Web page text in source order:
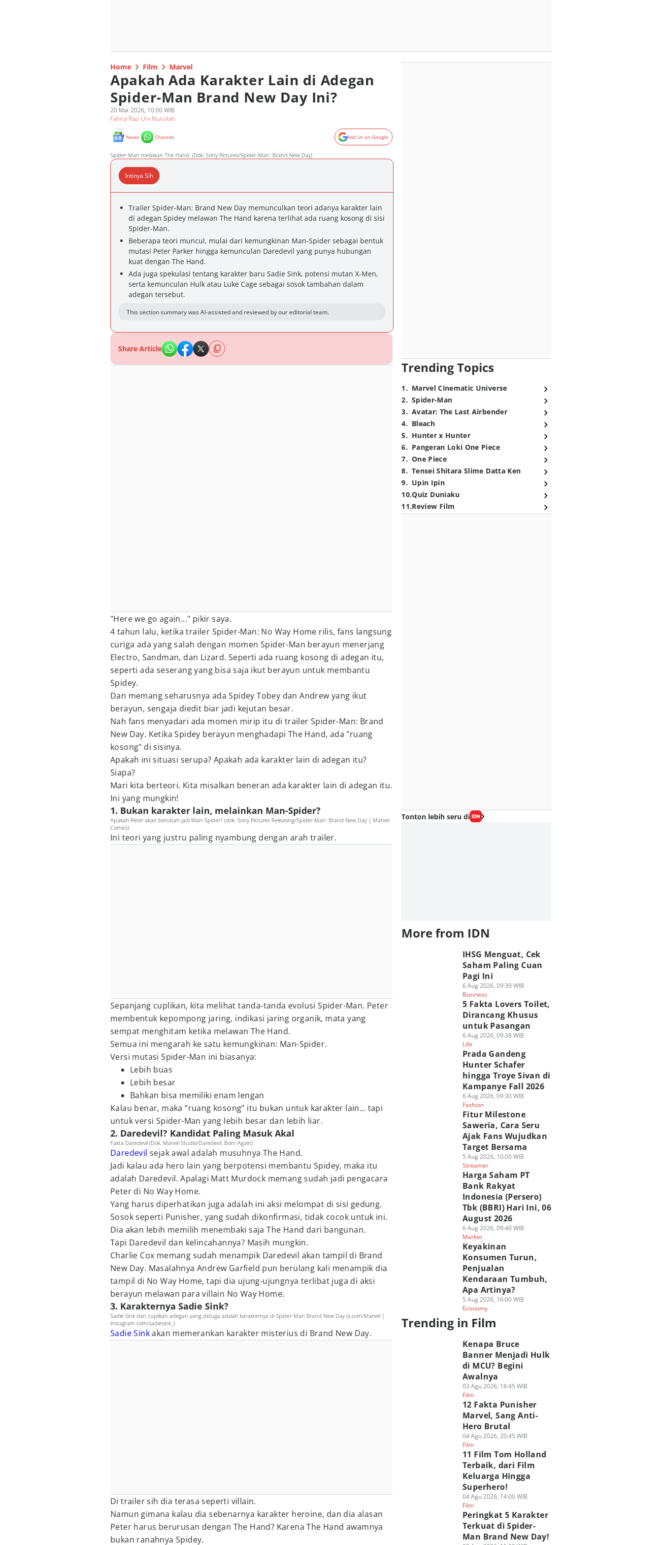
Home Film Marvel
Apakah Ada Karakter Lain di Adegan
Spider-Man Brand New Day Ini?
20 Mar 2026, 10:00 WIB
Fahrul Razi Uni Nurullah
News Channel Add Us on Google
Spider-Man melawan The Hand. (Dok. Sony Pictures/Spider-Man: Brand New Day)
Intinya Sih
Trailer Spider-Man: Brand New Day memunculkan teori adanya karakter lain
di adegan Spidey melawan The Hand karena terlihat ada ruang kosong di sisi
Spider-Man.
Beberapa teori muncul, mulai dari kemungkinan Man-Spider sebagai bentuk
mutasi Peter Parker hingga kemunculan Daredevil yang punya hubungan
kuat dengan The Hand.
Ada juga spekulasi tentang karakter baru Sadie Sink, potensi mutan X-Men,
serta kemunculan Hulk atau Luke Cage sebagai sosok tambahan dalam
adegan tersebut.
This section summary was AI-assisted and reviewed by our editorial team.
Share Article
"Here we go again..." pikir saya.
4 tahun lalu, ketika trailer Spider-Man: No Way Home rilis, fans langsung
curiga ada yang salah dengan momen Spider-Man berayun menerjang
Electro, Sandman, dan Lizard. Seperti ada ruang kosong di adegan itu,
seperti ada seserang yang bisa saja ikut berayun untuk membantu
Spidey.
Dan memang seharusnya ada Spidey Tobey dan Andrew yang ikut
berayun, sengaja diedit biar jadi kejutan besar.
Nah fans menyadari ada momen mirip itu di trailer Spider-Man: Brand
New Day. Ketika Spidey berayun menghadapi The Hand, ada "ruang
kosong" di sisinya.
Apakah ini situasi serupa? Apakah ada karakter lain di adegan itu?
Siapa?
Mari kita berteori. Kita misalkan beneran ada karakter lain di adegan itu.
Ini yang mungkin!
1. Bukan karakter lain, melainkan Man-Spider?
Apakah Peter akan berubah jadi Man-Spider? (dok. Sony Pictures Releasing/Spider-Man: Brand New Day | Marvel
Comics)
Ini teori yang justru paling nyambung dengan arah trailer.
Sepanjang cuplikan, kita melihat tanda-tanda evolusi Spider-Man. Peter
membentuk kepompong jaring, indikasi jaring organik, mata yang
sempat menghitam ketika melawan The Hand.
Semua ini mengarah ke satu kemungkinan: Man-Spider.
Versi mutasi Spider-Man ini biasanya:
Lebih buas
Lebih besar
Bahkan bisa memiliki enam lengan
Kalau benar, maka “ruang kosong” itu bukan untuk karakter lain… tapi
untuk versi Spider-Man yang lebih besar dan lebih liar.
2. Daredevil? Kandidat Paling Masuk Akal
Fakta Daredevil (Dok. Marvel Studio/Daredevil: Born Again)
Daredevil sejak awal adalah musuhnya The Hand.
Jadi kalau ada hero lain yang berpotensi membantu Spidey, maka itu
adalah Daredevil. Apalagi Matt Murdock memang sudah jadi pengacara
Peter di No Way Home.
Yang harus diperhatikan juga adalah ini aksi melompat di sisi gedung.
Sosok seperti Punisher, yang sudah dikonfirmasi, tidak cocok untuk ini.
Dia akan lebih memilih menembaki saja The Hand dari bangunan.
Tapi Daredevil dan kelincahannya? Masih mungkin.
Charlie Cox memang sudah menampik Daredevil akan tampil di Brand
New Day. Masalahnya Andrew Garfield pun berulang kali menampik dia
tampil di No Way Home, tapi dia ujung-ujungnya terlibat juga di aksi
berayun melawan para villain No Way Home.
3. Karakternya Sadie Sink?
Sadie Sink dan cuplikan adegan yang diduga adalah karakternya di Spider-Man Brand New Day (x.com/Marvel |
instagram.com/sadiesink_)
Sadie Sinkakan memerankan karakter misterius di Brand New Day.
Di trailer sih dia terasa seperti villain.
Namun gimana kalau dia sebenarnya karakter heroine, dan dia alasan
Peter harus berurusan dengan The Hand? Karena The Hand awamnya
bukan ranahnya Spidey.
Trending Topics
1. Marvel Cinematic Universe
2. Spider-Man
3. Avatar: The Last Airbender
4. Bleach
5. Hunter x Hunter
6. Pangeran Loki One Piece
7. One Piece
8. Tensei Shitara Slime Datta Ken
9. Upin Ipin
10.Quiz Duniaku
11.Review Film
Tonton lebih seru di
More from IDN
IHSG Menguat, Cek
Saham Paling Cuan
Pagi Ini
6 Aug 2026, 09:39 WIB
Business
5 Fakta Lovers Toilet,
Dirancang Khusus
untuk Pasangan
6 Aug 2026, 09:38 WIB
Life
Prada Gandeng
Hunter Schafer
hingga Troye Sivan di
Kampanye Fall 2026
6 Aug 2026, 09:30 WIB
Fashion
Fitur Milestone
Saweria, Cara Seru
Ajak Fans Wujudkan
Target Bersama
5 Aug 2026, 10:00 WIB
Streamer
Harga Saham PT
Bank Rakyat
Indonesia (Persero)
Tbk (BBRI) Hari Ini, 06
August 2026
6 Aug 2026, 09:40 WIB
Market
Keyakinan
Konsumen Turun,
Penjualan
Kendaraan Tumbuh,
Apa Artinya?
5 Aug 2026, 16:00 WIB
Economy
Trending in Film
Kenapa Bruce
Banner Menjadi Hulk
di MCU? Begini
Awalnya
03 Agu 2026, 18:45 WIB
Film
12 Fakta Punisher
Marvel, Sang Anti-
Hero Brutal
04 Agu 2026, 20:45 WIB
Film
11 Film Tom Holland
Terbaik, dari Film
Keluarga Hingga
Superhero!
04 Agu 2026, 14:00 WIB
Film
Peringkat 5 Karakter
Terkuat di Spider-
Man Brand New Day!